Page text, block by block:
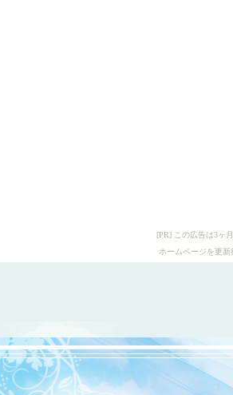
[PR] この広告は3ヶ
ホームページを更